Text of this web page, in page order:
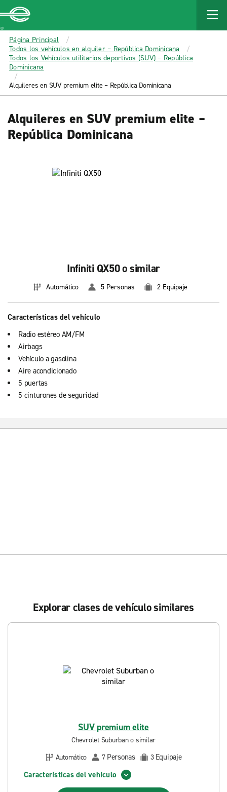
MAIN
CONTENT
Enterprise
Página Principal
Todos los vehículos en alquiler – República Dominicana
Todos los Vehículos utilitarios deportivos (SUV) – República
Dominicana
Alquileres en SUV premium elite – República Dominicana
Alquileres en SUV premium elite –
República Dominicana
Infiniti QX50 o similar
Automático 5 Personas 2 Equipaje
Características del vehículo
Radio estéreo AM/FM
Airbags
Vehículo a gasolina
Aire acondicionado
5 puertas
5 cinturones de seguridad
Explorar clases de vehículo similares
SUV premium elite
Chevrolet Suburban o similar
Automático
7 Personas 3 Equipaje
Características del vehículo